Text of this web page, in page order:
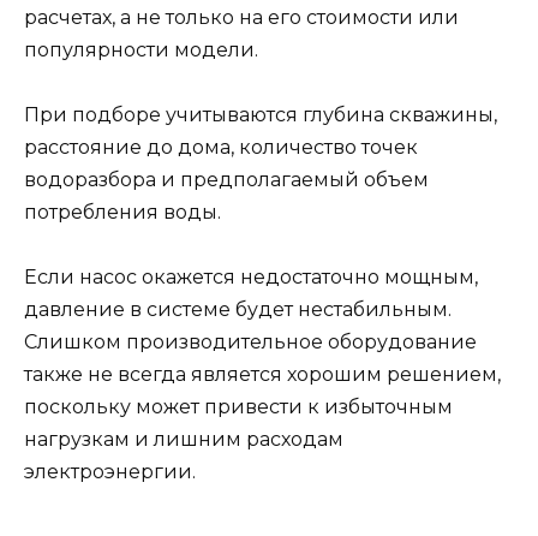
расчетах, а не только на его стоимости или
популярности модели.
При подборе учитываются глубина скважины,
расстояние до дома, количество точек
водоразбора и предполагаемый объем
потребления воды.
Если насос окажется недостаточно мощным,
давление в системе будет нестабильным.
Слишком производительное оборудование
также не всегда является хорошим решением,
поскольку может привести к избыточным
нагрузкам и лишним расходам
электроэнергии.